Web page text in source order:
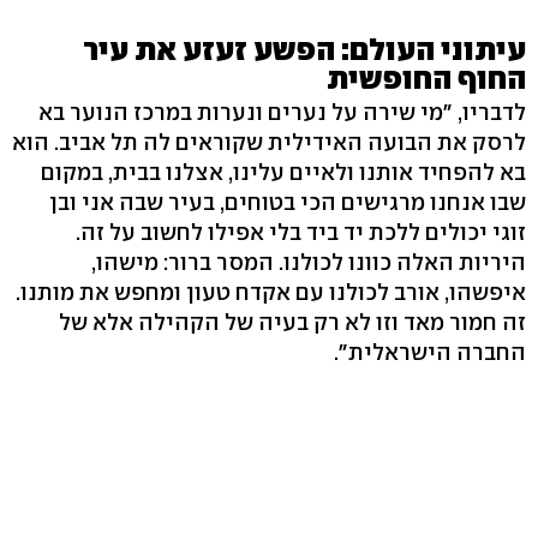
עיתוני העולם: הפשע זעזע את עיר
החוף החופשית
לדבריו, "מי שירה על נערים ונערות במרכז הנוער בא
לרסק את הבועה האידילית שקוראים לה תל אביב. הוא
בא להפחיד אותנו ולאיים עלינו, אצלנו בבית, במקום
שבו אנחנו מרגישים הכי בטוחים, בעיר שבה אני ובן
זוגי יכולים ללכת יד ביד בלי אפילו לחשוב על זה.
היריות האלה כוונו לכולנו. המסר ברור: מישהו,
איפשהו, אורב לכולנו עם אקדח טעון ומחפש את מותנו.
זה חמור מאד וזו לא רק בעיה של הקהילה אלא של
החברה הישראלית".